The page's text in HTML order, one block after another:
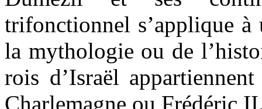
trifonctionnel s’applique à
la mythologie ou de
rois d’Israël
Charlemagne ou Frédéric